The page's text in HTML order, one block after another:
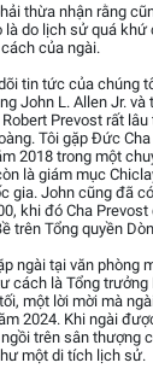
thừa nhận rằng
là do lịch sử quá khứ
của ngài.
tin tức của chúng
John L. Allen Jr.
Prevost rất
Tôi gặp Đức
2018 trong một
là giám mục
gia. John cũng đã
khi đó Cha
trên Tổng quyền
ngài tại văn phòng
cách là Tổng trưởng
một lời mời mà
2024. Khi ngài
trên sân thượng
một di tích lịch sử.